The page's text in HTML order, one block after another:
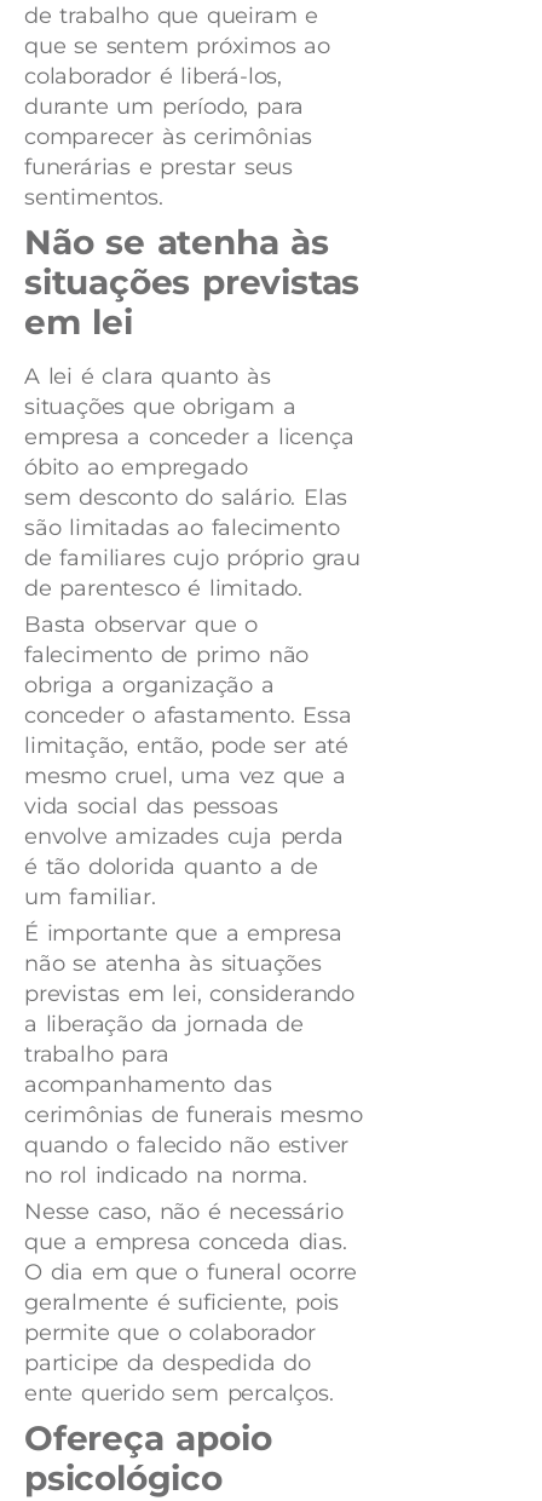
de trabalho que queiram e
que se sentem próximos ao
colaborador é liberá-los,
durante um período, para
comparecer às cerimônias
funerárias e prestar seus
sentimentos.
Não se atenha às
situações previstas
em lei
A lei é clara quanto às
situações que obrigam a
empresa a conceder a licença
óbito ao empregado
sem desconto do salário. Elas
são limitadas ao falecimento
de familiares cujo próprio grau
de parentesco é limitado.
Basta observar que o
falecimento de primo não
obriga a organização a
conceder o afastamento. Essa
limitação, então, pode ser até
mesmo cruel, uma vez que a
vida social das pessoas
envolve amizades cuja perda
é tão dolorida quanto a de
um familiar.
É importante que a empresa
não se atenha às situações
previstas em lei, considerando
a liberação da jornada de
trabalho para
acompanhamento das
cerimônias de funerais mesmo
quando o falecido não estiver
no rol indicado na norma.
Nesse caso, não é necessário
que a empresa conceda dias.
O dia em que o funeral ocorre
geralmente é suficiente, pois
permite que o colaborador
participe da despedida do
ente querido sem percalços.
Ofereça apoio
psicológico